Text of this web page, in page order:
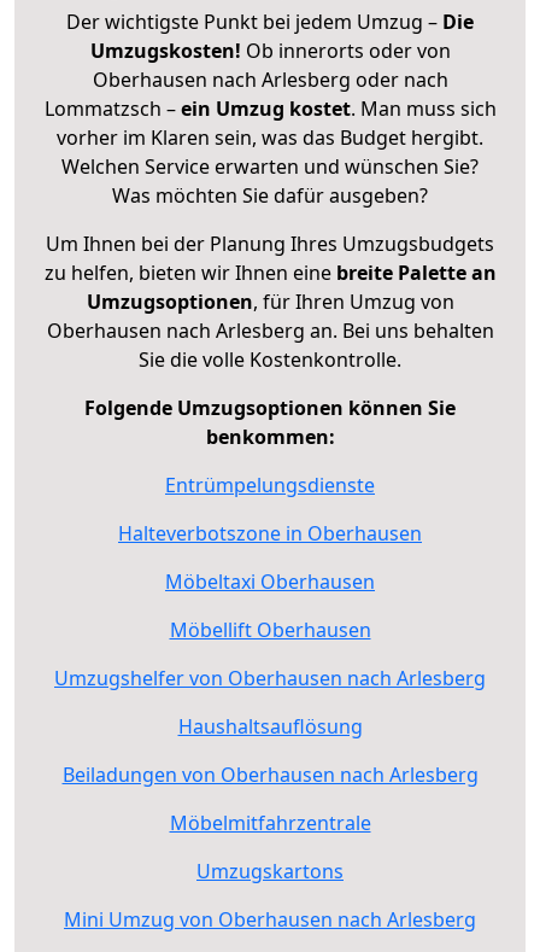
Der wichtigste Punkt bei jedem Umzug – Die
Umzugskosten! Ob innerorts oder von
Oberhausen nach Arlesberg oder nach
Lommatzsch –ein Umzug kostet. Man muss sich
vorher im Klaren sein, was das Budget hergibt.
Welchen Service erwarten und wünschen Sie?
Was möchten Sie dafür ausgeben?
Um Ihnen bei der Planung Ihres Umzugsbudgets
zu helfen, bieten wir Ihnen eine breite Palette an
Umzugsoptionen, für Ihren Umzug von
Oberhausen nach Arlesberg an. Bei uns behalten
Sie die volle Kostenkontrolle.
Folgende Umzugsoptionen können Sie
benkommen:
Entrümpelungsdienste
Halteverbotszone in Oberhausen
Möbeltaxi Oberhausen
Möbellift Oberhausen
Umzugshelfer von Oberhausen nach Arlesberg
Haushaltsauflösung
Beiladungen von Oberhausen nach Arlesberg
Möbelmitfahrzentrale
Umzugskartons
Mini Umzug von Oberhausen nach Arlesberg